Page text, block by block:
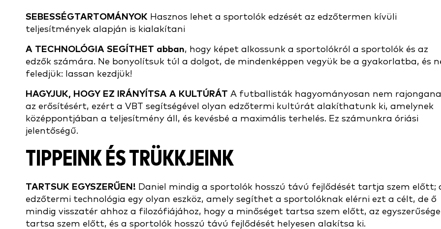
SEBESSÉGTARTOMÁNYOK Hasznos lehet a sportolók edzését az edzőtermen kívüli
teljesítmények alapján is kialakítani
A TECHNOLÓGIA SEGÍTHET abban, hogy képet alkossunk a sportolókról a sportolók és az
edzők számára. Ne bonyolítsuk túl a dolgot, de mindenképpen vegyük be a gyakorlatba, és
feledjük: lassan kezdjük!
HAGYJUK, HOGY EZ IRÁNYÍTSA A KULTÚRÁT A futballisták hagyományosan nem
az erősítésért, ezért a VBT segítségével olyan edzőtermi kultúrát alakíthatunk ki, amelynek
középpontjában a teljesítmény áll, és kevésbé a maximális terhelés. Ez számunkra óriási
jelentőségű.
TIPPEINK ÉS TRÜKKJEINK
TARTSUK EGYSZERŰEN! Daniel mindig a sportolók hosszú távú fejlődését tartja szem előtt;
edzőtermi technológia egy olyan eszköz, amely segíthet a sportolóknak elérni ezt a célt, de ő
mindig visszatér ahhoz a filozófiájához, hogy a minőséget tartsa szem előtt, az
tartsa szem előtt, és a sportolók hosszú távú fejlődését helyesen alakítsa ki.